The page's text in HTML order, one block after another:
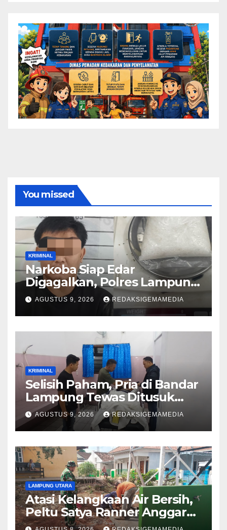
You missed
KRIMINAL
Narkoba Siap Edar
Digagalkan, Polres Lampung
Utara
AGUSTUS 9, 2026 REDAKSIGEMAMEDIA
KRIMINAL
Selisih Paham, Pria di Bandar
Lampung Tewas Ditusuk
Teman
AGUSTUS 9, 2026 REDAKSIGEMAMEDIA
LAMPUNG UTARA
Atasi Kelangkaan Air Bersih,
Peltu Satya Ranner Anggara
Rampungkan Pembangunan